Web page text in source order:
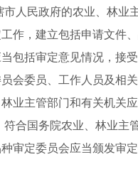
人民政府的农业、林
作，建立包括申请文件
包括审定意见情况，接受
会委员、工作人员及相
业主管部门和有关机关应
合国务院农业、林业
审定委员会应当颁发审